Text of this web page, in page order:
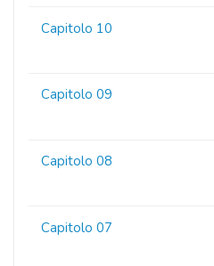
Capitolo 10
Capitolo 09
Capitolo 08
Capitolo 07